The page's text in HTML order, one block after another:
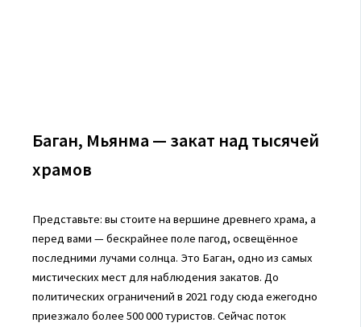
Баган, Мьянма — закат над тысячей
храмов
Представьте: вы стоите на вершине древнего храма, а
перед вами — бескрайнее поле пагод, освещённое
последними лучами солнца. Это Баган, одно из самых
мистических мест для наблюдения закатов. До
политических ограничений в 2021 году сюда ежегодно
приезжало более 500 000 туристов. Сейчас поток